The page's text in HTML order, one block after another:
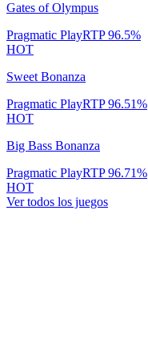
Gates of Olympus
Pragmatic PlayRTP96.5%
HOT
Sweet Bonanza
Pragmatic PlayRTP96.51%
HOT
Big Bass Bonanza
Pragmatic PlayRTP96.71%
HOT
Ver todos los juegos